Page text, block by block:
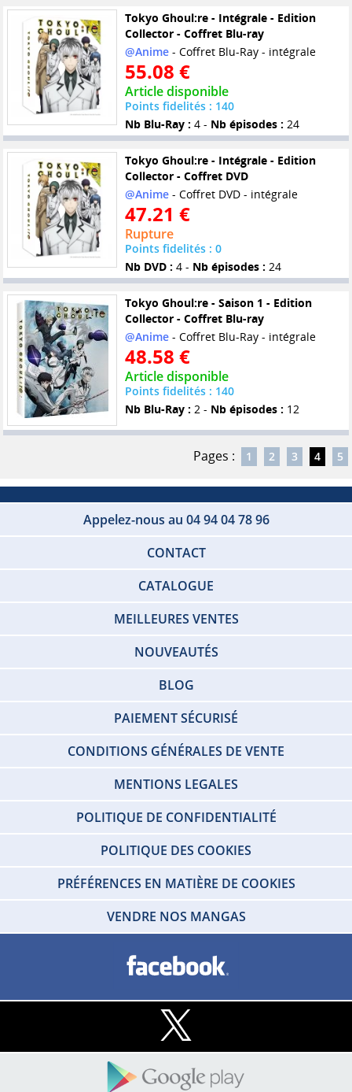
Tokyo Ghoul:re - Intégrale - Edition
Collector - Coffret Blu-ray
@Anime- Coffret Blu-Ray - intégrale
55.08 €
Article disponible
Points fidelités : 140
Nb Blu-Ray : 4 - Nb épisodes : 24
Tokyo Ghoul:re - Intégrale - Edition
Collector - Coffret DVD
@Anime- Coffret DVD - intégrale
47.21 €
Rupture
Points fidelités : 0
Nb DVD : 4 - Nb épisodes : 24
Tokyo Ghoul:re - Saison 1 - Edition
Collector - Coffret Blu-ray
@Anime- Coffret Blu-Ray - intégrale
48.58 €
Article disponible
Points fidelités : 140
Nb Blu-Ray : 2 - Nb épisodes : 12
Pages : 1 2 3 4 5
Appelez-nous au 04 94 04 78 96
CONTACT
CATALOGUE
MEILLEURES VENTES
NOUVEAUTÉS
BLOG
PAIEMENT SÉCURISÉ
CONDITIONS GÉNÉRALES DE VENTE
MENTIONS LEGALES
POLITIQUE DE CONFIDENTIALITÉ
POLITIQUE DES COOKIES
PRÉFÉRENCES EN MATIÈRE DE COOKIES
VENDRE NOS MANGAS